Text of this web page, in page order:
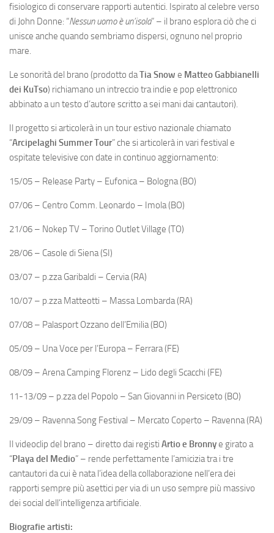
fisiologico di conservare rapporti autentici. Ispirato al celebre verso
di John Donne: “Nessun uomo è un’isola” – il brano esplora ciò che ci
unisce anche quando sembriamo dispersi, ognuno nel proprio
mare.
Le sonorità del brano (prodotto daTia Snow e Matteo Gabbianelli
dei KuTso) richiamano un intreccio tra indie e pop elettronico
abbinato a un testo d’autore scritto a sei mani dai cantautori).
Il progetto si articolerà in un tour estivo nazionale chiamato
“Arcipelaghi Summer Tour” che si articolerà in vari festival e
ospitate televisive con date in continuo aggiornamento:
15/05 – Release Party – Eufonica – Bologna (BO)
07/06 – Centro Comm. Leonardo – Imola (BO)
21/06 – Nokep TV – Torino Outlet Village (TO)
28/06 – Casole di Siena (SI)
03/07 – p.zza Garibaldi – Cervia (RA)
10/07 – p.zza Matteotti – Massa Lombarda (RA)
07/08 – Palasport Ozzano dell’Emilia (BO)
05/09 – Una Voce per l’Europa – Ferrara (FE)
08/09 – Arena Camping Florenz – Lido degli Scacchi (FE)
11-13/09 – p.zza del Popolo – San Giovanni in Persiceto (BO)
29/09 – Ravenna Song Festival – Mercato Coperto – Ravenna (RA)
Il videoclip del brano – diretto dai registi Artio e Bronnye girato a
“Playa del Medio” – rende perfettamente l’amicizia tra i tre
cantautori da cui è nata l’idea della collaborazione nell’era dei
rapporti sempre più asettici per via di un uso sempre più massivo
dei social dell’intelligenza artificiale.
Biografie artisti: